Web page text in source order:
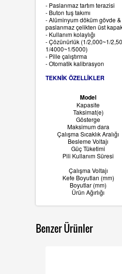
- Paslanmaz tartım terazisi
- Buton tuş takımı
- Alüminyum döküm gövde &
paslanmaz çelikten üst
- Kullanım kolaylığı
- Çözünürlük (1/2,000~1/
1/4000~1/5000)
- Pille çalıştırma
- Otomatik kalibrasyon
TEKNİK ÖZELLİKLER
Model
Kapasite
Taksimat(e)
Gösterge
Maksimum dara
Çalışma Sıcaklık Aralığı
Besleme Voltajı
Güç Tüketimi
Pili Kullanım Süresi
Çalışma Voltajı
Kefe Boyutları (mm)
Boyutlar (mm)
Ürün Ağırlığı
Benzer Ürünler